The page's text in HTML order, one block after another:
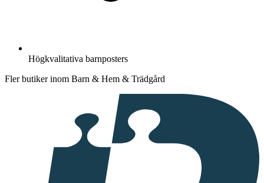
Högkvalitativa barnposters
Fler butiker inom Barn & Hem & Trädgård